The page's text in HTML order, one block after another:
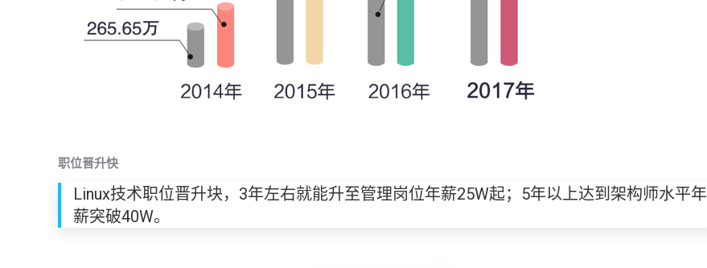
职位晋升快
Linux技术职位晋升块，3年左右就能升至管理岗位年薪25W起；5年以上达到架构师水平年
薪突破40W。